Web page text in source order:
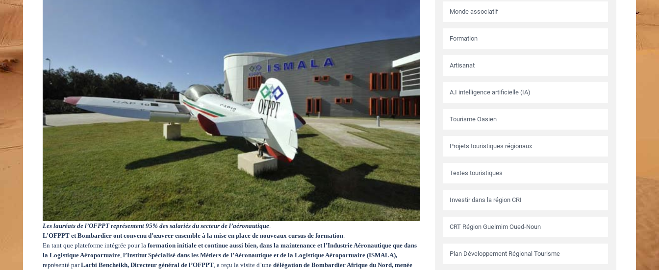
Les lauréats de l’OFPPT représentent 95% des salariés du secteur de l’aéronautique
L’OFPPT et Bombardier ont convenu d’œuvrer ensemble à la mise en place de nouveaux cursus de formation
En tant que plateforme intégrée pour la formation initiale et continue aussi bien, dans la maintenance et l’Industrie Aéronautique que dans
la Logistique Aéroportuaire l’Institut Spécialisé dans les Métiers de l’Aéronautique et de la Logistique Aéroportuaire (ISMALA),
représenté parLarbi Bencheikh, Directeur général de l’OFPPT , a reçu la visite d’une délégation de Bombardier Afrique du Nord, menée
Monde associatif
Formation
Artisanat
A.I intelligence artificielle (IA)
Tourisme Oasien
Projets touristiques régionaux
Textes touristiques
Investir dans la région CRI
CRT Région Guelmim Oued-Noun
Plan Développement Régional Tourisme